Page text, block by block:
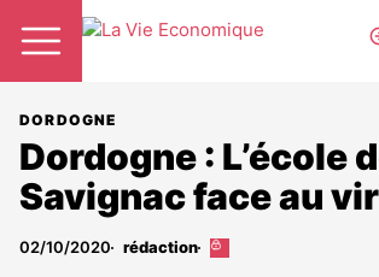
DORDOGNE
Dordogne : L’école
Savignac face au
02/10/2020 rédaction
Cet